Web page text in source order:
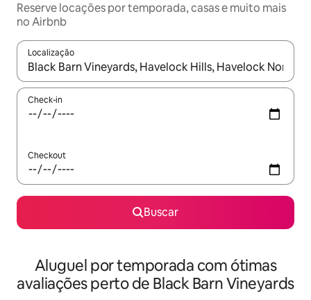
Reserve locações por temporada, casas e muito mais
no Airbnb
Localização
Quando os resultados estiverem disponíveis, explore-os
Check-in
Checkout
Buscar
Aluguel por temporada com ótimas
avaliações perto de Black Barn Vineyards